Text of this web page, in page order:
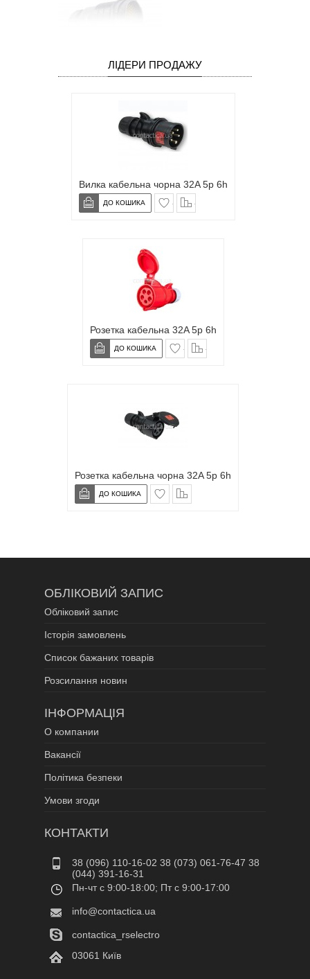
ЛІДЕРИ ПРОДАЖУ
Вилка кабельна чорна 32A 5p 6h
в закладки
Розетка кабельна 32A 5p 6h
в закладки
Розетка кабельна чорна 32A 5p 6h
в закладки
ОБЛІКОВИЙ ЗАПИС
Обліковий запис
Історія замовлень
Список бажаних товарів
Розсилання новин
ІНФОРМАЦІЯ
О компании
Вакансії
Політика безпеки
Умови згоди
КОНТАКТИ
38 (096) 110-16-02 38 (073) 061-76-47 38
(044) 391-16-31
Пн-чт c 9:00-18:00; Пт c 9:00-17:00
info@contactica.ua
contactica_rselectro
03061 Київ